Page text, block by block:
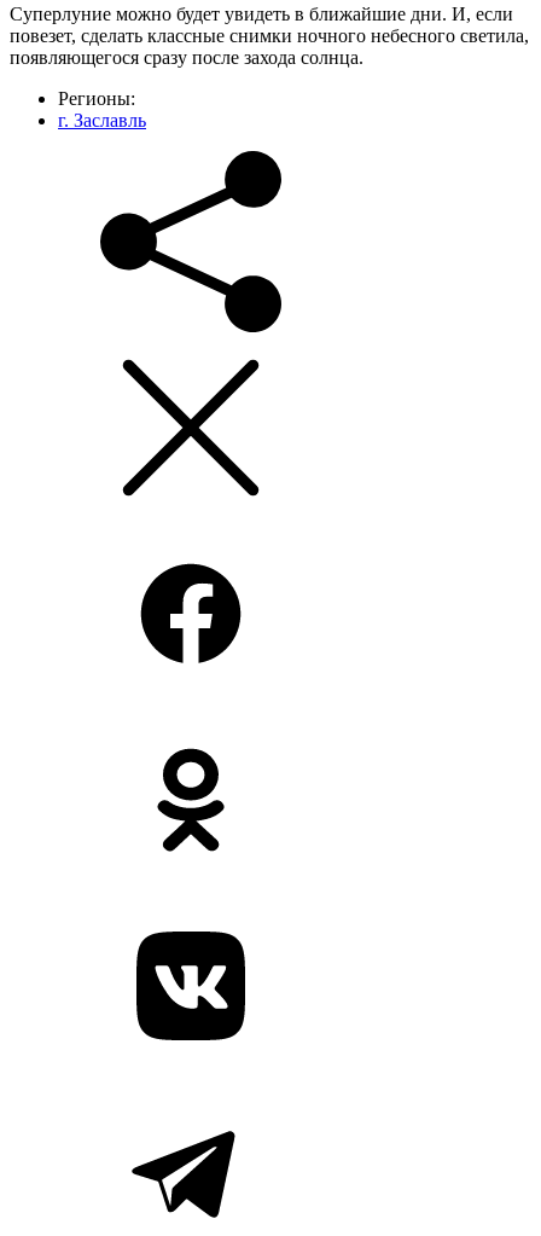
Суперлуние можно будет увидеть в ближайшие дни. И, если
повезет, сделать классные снимки ночного небесного светила,
появляющегося сразу после захода солнца.
Регионы:
г. Заславль